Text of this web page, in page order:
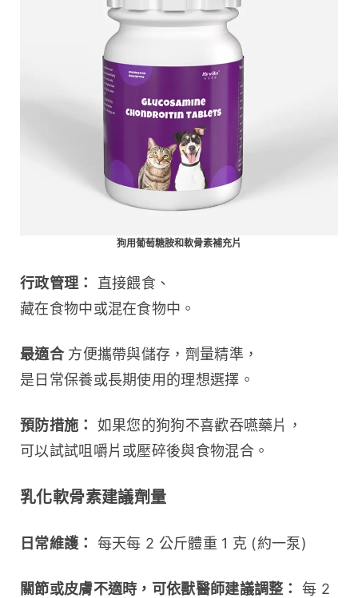
狗用葡萄糖胺和軟骨素補充片
行政管理：
直接餵食、
藏在食物中或混在食物中。
最適合 方便攜帶與儲存，劑量精準，
是日常保養或長期使用的理想選擇。
預防措施：
如果您的狗狗不喜歡吞嚥藥片，
可以試試咀嚼片或壓碎後與食物混合。
乳化軟骨素建議劑量
日常維護： 每天每 2 公斤體重 1 克 (約一泵)
關節或皮膚不適時，可依獸醫師建議調整：
每 2